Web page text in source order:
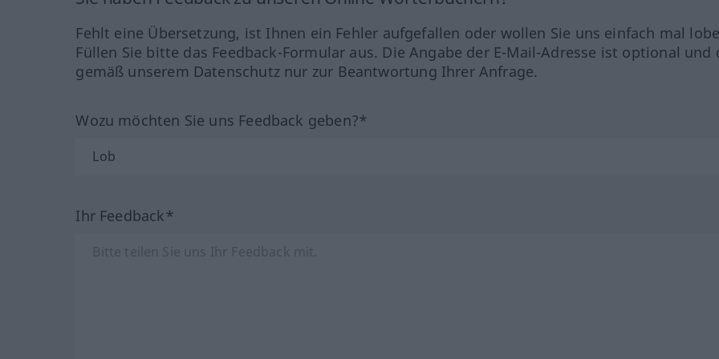
Fehlt eine Übersetzung, ist Ihnen ein Fehler aufgefallen oder wollen Sie uns einfach mal
Füllen Sie bitte das Feedback-Formular aus. Die Angabe der E-Mail-Adresse ist optional und
gemäß unserem Datenschutz nur zur Beantwortung Ihrer Anfrage.
Wozu möchten Sie uns Feedback geben?*
Ihr Feedback*